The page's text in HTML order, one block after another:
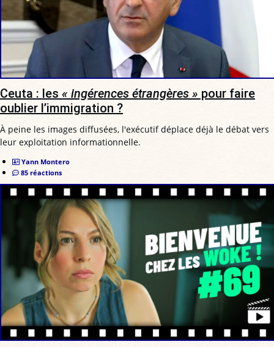
Ceuta : les « ingérences étrangères » pour faire
oublier l’immigration ?
À peine les images diffusées, l'exécutif déplace déjà le débat vers
leur exploitation informationnelle.
Yann Montero
85 réactions